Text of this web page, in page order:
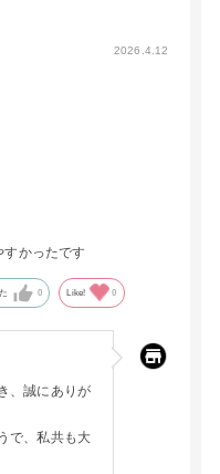
2026.4.12
すかったです
0 Like! 0
、誠にありが
で、私共も大